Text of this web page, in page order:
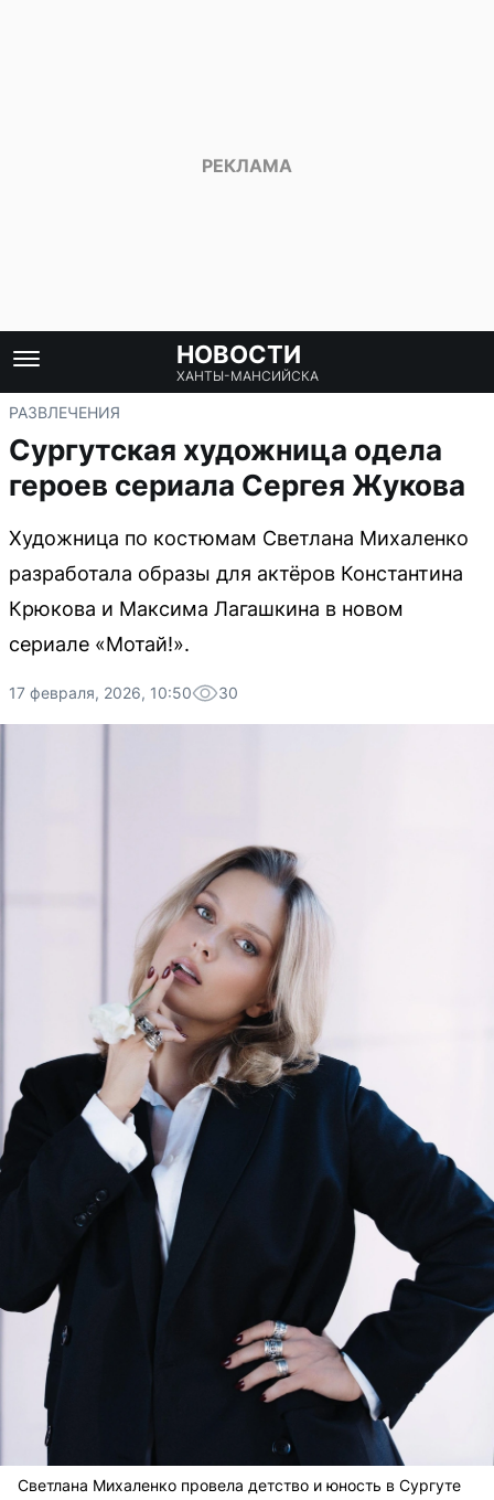
НОВОСТИ
ХАНТЫ-МАНСИЙСКА
РАЗВЛЕЧЕНИЯ
Сургутская художница одела
героев сериала Сергея Жукова
Художница по костюмам Светлана Михаленко
разработала образы для актёров Константина
Крюкова и Максима Лагашкина в новом
сериале «Мотай!».
17 февраля, 2026, 10:50 30
Светлана Михаленко провела детство и юность в Сургуте